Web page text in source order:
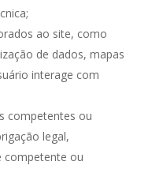
ao site, como
de dados, mapas
interage com
competentes ou
legal,
competente ou